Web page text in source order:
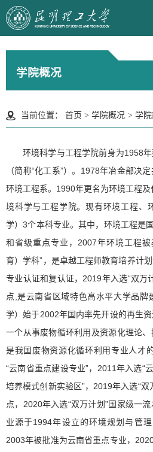
学院概况
当前位置： 首页 > 学院概况 > 学
环境科学与工程学院前身为1958
（简称“化工系”）。1978年冶金部决
环境工程系。1990年更名为环境工程
境科学与工程学院。现有环境工程、
学）3个本科专业。其中，环境工程是
和省级重点专业，2007年环境工程
育）学科”，是卓越工程师教育培养计
专业认证和复认证，2019年入选“双万
点,是云南省区域特色高水平大学品牌
学）始于2002年国内率先开设的再生
一个从事废物循环利用及资源化理论、
是我国废物资源化循环利用专业人才
“云南省重点建设专业”，2011年入选“
培养模式创新实验区”，2019年入选“
点，2020年入选“双万计划”国家级一
业源于1994年设立的环境规划与管
2003年被批准为云南省重点专业，